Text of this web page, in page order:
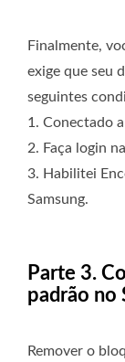
Finalmente,
exige que seu
seguintes
1. Conectado
2. Faça login
3. Habilitei
Samsung.
Parte 3.
padrão no
Remover o